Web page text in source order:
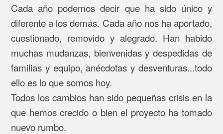
Cada año podemos decir que ha sido único y
diferente a los demás. Cada año nos ha aportado,
cuestionado, removido y alegrado. Han habido
muchas mudanzas, bienvenidas y despedidas de
familias y equipo, anécdotas y desventuras...todo
ello es lo que somos hoy.
Todos los cambios han sido pequeñas crisis en la
que hemos crecido o bien el proyecto ha tomado
nuevo rumbo.